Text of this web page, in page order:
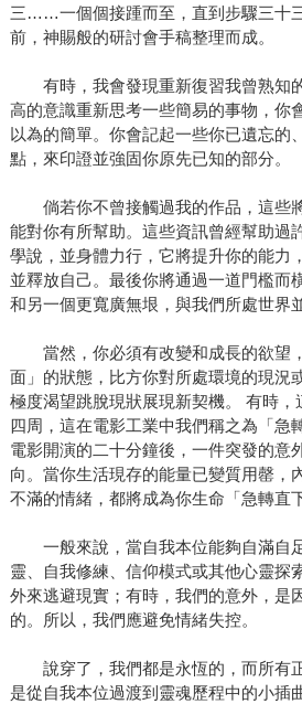
三……一個個接踵而至，直到步驟三十
前，神賜般的研討會手稿整理而成。
有時，我會發現重新復習我曾熟知
高的意識重新思考一些簡易的事物，你
以為的簡單。你會記起一些你已遺忘的
點，來印證並強固你原先已知的部分。
倘若你不曾接觸過我的作品，這些
能對你有所幫助。這些資訊曾經幫助過
學說，並身體力行，它將提升你的能力
並釋放自己。最後你將通過一道門檻而
和另一個更寬廣無垠，與我們所處世界
當然，你必須有改變和成長的欲望
面」的狀態，比方你對所處環境的現況
極度渴望跳脫現狀展現新契機。 有時，
四周，這在電影工業中我們稱之為「急
電影開演的二十分鐘後，一件突發的意
向。當你生活現存的能量已變質用罄，
不滿的情緒，都將成為你生命「急轉直
一般來說，當自我本位能夠自滿自
靈、自我修練、信仰模式或其他心靈探
外來逃避現實；有時，我們的意外，是
的。所以，我們應避免情緒失控。
說穿了，我們都是永恆的，而所有
是從自我本位過渡到靈魂歷程中的小插